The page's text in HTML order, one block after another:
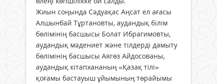
Жиын соңында Сәдуақас Аңсат ел ағасы
Алшынбай Тұртановты, аудандық білім
бөлімінің басшысы Болат Ибрагимовты,
аудандық мәдениет және тілдерді дамыту
бөлімінің басшысы Аягөз Айдосованы,
аудандық кітапхананың «Қазақ тілі»
қоғамы бастауыш ұйымының төрайымы